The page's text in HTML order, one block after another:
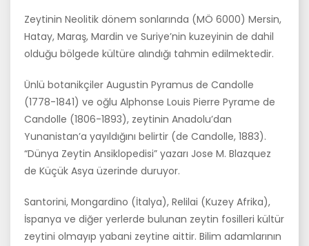
Zeytinin Neolitik dönem sonlarında (MÖ 6000) Mersin,
Hatay, Maraş, Mardin ve Suriye’nin kuzeyinin de dahil
olduğu bölgede kültüre alındığı tahmin edilmektedir.
Ünlü botanikçiler Augustin Pyramus de Candolle
(1778-1841) ve oğlu Alphonse Louis Pierre Pyrame de
Candolle (1806-1893), zeytinin Ana­dolu’dan
Yunanistan’a yayıldığını belirtir (de Candolle, 1883).
“Dünya Zeytin Ansiklopedisi” yazarı Jose M. Blazquez
de Küçük Asya üzerinde duruyor.
Santorini, Mongardino (İtalya), Relilai (Kuzey Afrika),
İspanya ve diğer yerlerde bulunan zeytin fosilleri kültür
zeytini olmayıp yabani zeytine aittir. Bilim adamlarının